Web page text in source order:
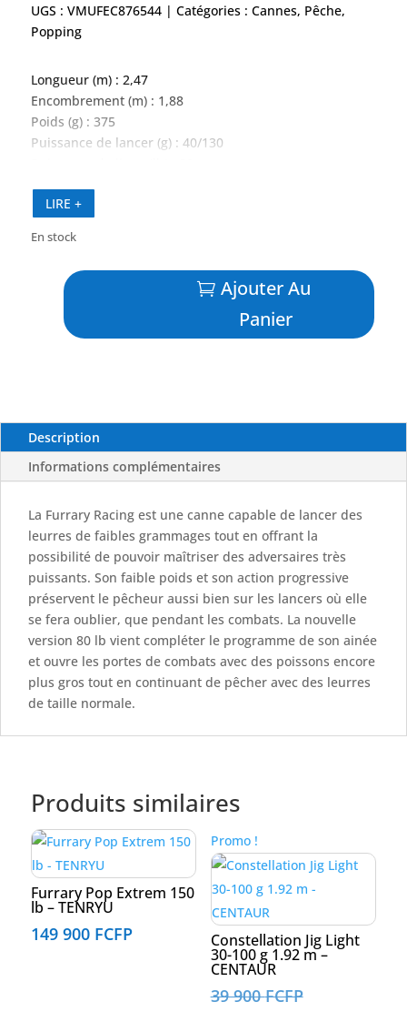
UGS :VMUFEC876544 Catégories :Cannes, Pêche,
Popping
Longueur (m) : 2,47
Encombrement (m) : 1,88
Poids (g) : 375
Puissance de lancer (g) : 40/130
LIRE +
En stock
quantité
Racing
Ajouter Au
Panier
Description
Informations complémentaires
La Furrary Racing est une canne capable de lancer des
leurres de faibles grammages tout en offrant la
possibilité de pouvoir maîtriser des adversaires très
puissants. Son faible poids et son action progressive
préservent le pêcheur aussi bien sur les lancers où elle
se fera oublier, que pendant les combats. La nouvelle
version 80 lb vient compléter le programme de son ainée
et ouvre les portes de combats avec des poissons encore
plus gros tout en continuant de pêcher avec des leurres
de taille normale.
Produits similaires
Furrary Pop Extrem 150
lb – TENRYU
149 900 FCFP
Promo !
Constellation Jig Light
30-100 g 1.92 m –
CENTAUR
39 900FCFPLe